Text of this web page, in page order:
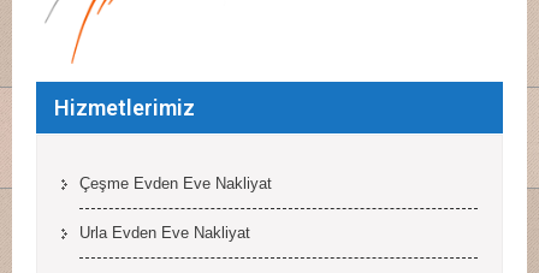
Hizmetlerimiz
Çeşme Evden Eve Nakliyat
Urla Evden Eve Nakliyat